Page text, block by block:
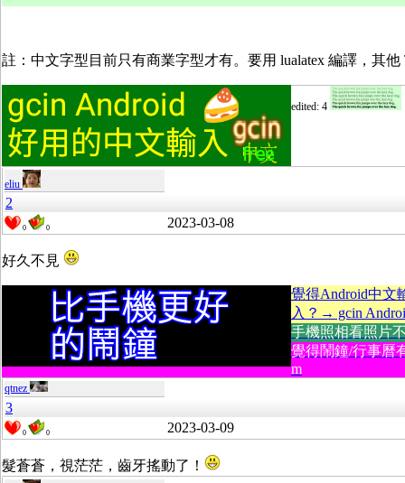
註：中文字型目前只有商業字型才有。要用 lualatex 編譯，其他
edited: 4
eliu
2
0 0 2023-03-08
好久不見
覺得Android中文
入？→ gcin
手機照相看照片
覺得鬧鐘/行事曆
m
qtnez
3
0 0 2023-03-09
髮蒼蒼，視茫茫，齒牙搖動了！